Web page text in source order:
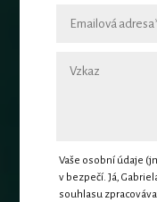
Vaše osobní údaje
v bezpečí. Já,
souhlasu